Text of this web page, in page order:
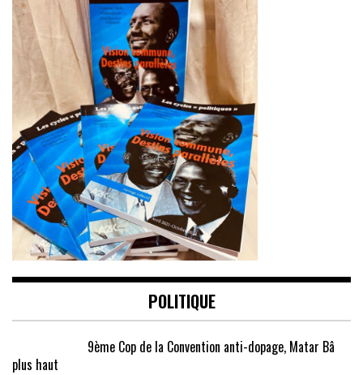
POLITIQUE
9ème Cop de la Convention anti-dopage, Matar Bâ
plus haut